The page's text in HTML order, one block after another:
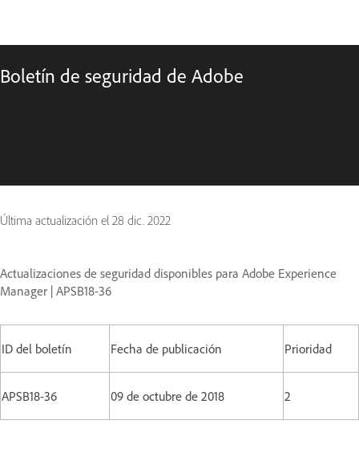
Boletín de seguridad de Adobe
Última actualización el 28 dic. 2022
Actualizaciones de seguridad disponibles para Adobe Experience
Manager | APSB18-36
ID del boletín Fecha de publicación Prioridad
APSB18-36 09 de octubre de 2018 2